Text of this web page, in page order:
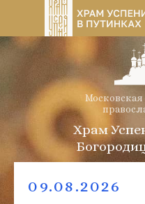
Храм
Московская
09.08.2026